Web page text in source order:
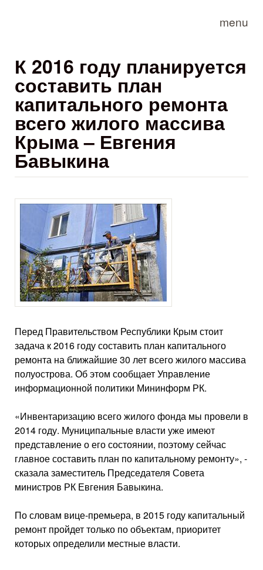
menu
К 2016 году планируется
составить план
капитального ремонта
всего жилого массива
Крыма – Евгения
Бавыкина
Перед Правительством Республики Крым стоит
задача к 2016 году составить план капитального
ремонта на ближайшие 30 лет всего жилого массива
полуострова. Об этом сообщает Управление
информационной политики Мининформ РК.
«Инвентаризацию всего жилого фонда мы провели в
2014 году. Муниципальные власти уже имеют
представление о его состоянии, поэтому сейчас
главное составить план по капитальному ремонту», -
сказала заместитель Председателя Совета
министров РК Евгения Бавыкина.
По словам вице-премьера, в 2015 году капитальный
ремонт пройдет только по объектам, приоритет
которых определили местные власти.